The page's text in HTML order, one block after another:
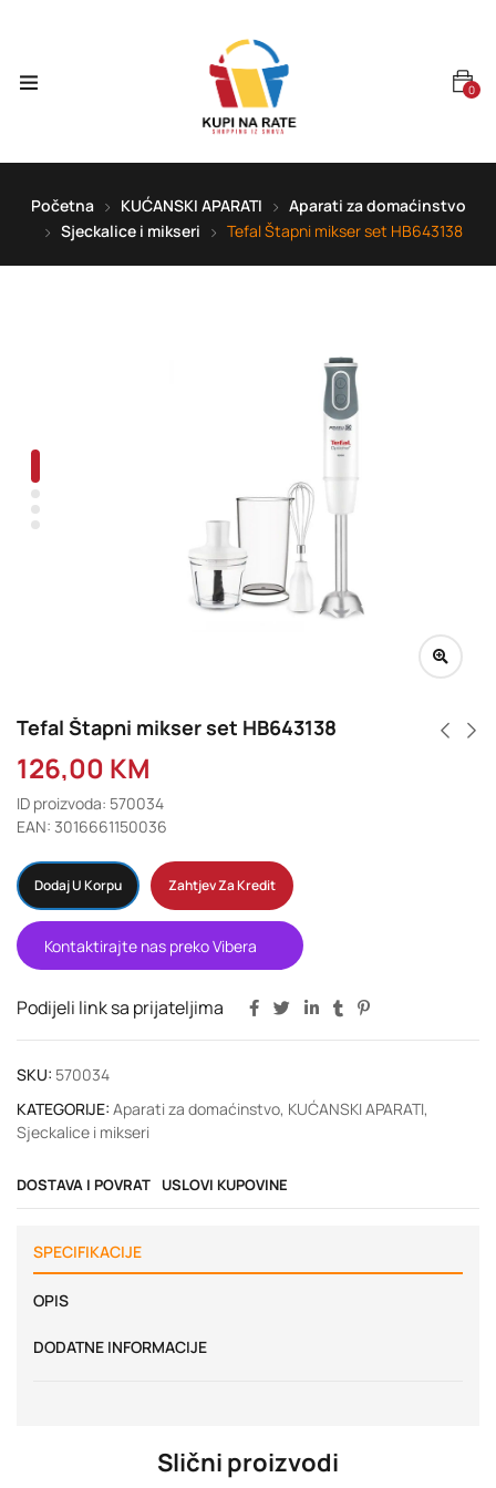
0
Početna KUĆANSKI APARATI
Aparati za domaćinstvo
Sjeckalice i mikseri
Tefal Štapni mikser set HB643138
Tefal Štapni mikser set HB643138
126,00 KM
ID proizvoda: 570034
EAN: 3016661150036
Dodaj U Korpu Zahtjev Za Kredit
Kontaktirajte nas preko Vibera
Podijeli link sa prijateljima
SKU: 570034
KATEGORIJE: Aparati za domaćinstvo, KUĆANSKI APARATI,
Sjeckalice i mikseri
DOSTAVA I POVRAT USLOVI KUPOVINE
SPECIFIKACIJE
OPIS
DODATNE INFORMACIJE
Slični proizvodi